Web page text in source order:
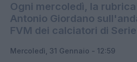
Ogni mercoledì, la
Antonio Giordano
FVM dei calciatori di
Mercoledì, 31 Gennaio - 12:59